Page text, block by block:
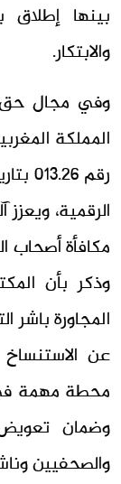
بينها إطلاق
والابتكار.
وفي مجال حق
المملكة
الرقمية،
مكافأة أصحاب
وذكر بأن
المجاورة باشر
عن الاستنساخ
محطة مهمة في
وضمان تعويض
والصحفيين